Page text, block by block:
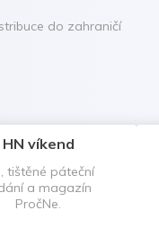
do zahraničí
HN víkend
tištěné páteční
a magazín
PročNe.